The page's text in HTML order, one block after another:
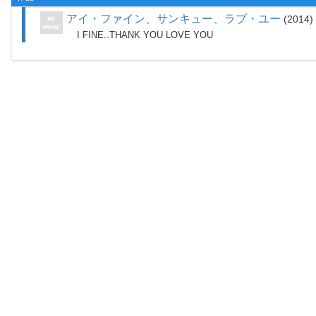
アイ・ファイン、サンキュー、ラブ・ユー 2014
I FINE..THANK YOU LOVE YOU